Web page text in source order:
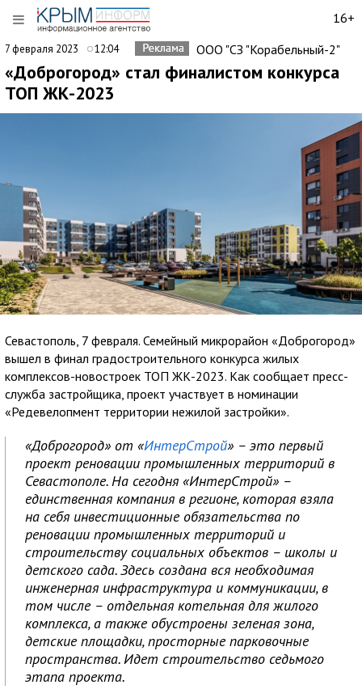
16+
7 февраля 2023 12:04 ООО "СЗ "Корабельный-2"
«Доброгород» стал финалистом конкурса
ТОП ЖК-2023
Севастополь, 7 февраля. Семейный микрорайон «Доброгород»
вышел в финал градостроительного конкурса жилых
комплексов-новостроек ТОП ЖК-2023. Как сообщает пресс-
служба застройщика, проект участвует в номинации
«Редевелопмент территории нежилой застройки».
«Доброгород» от «ИнтерСтрой» – это первый
проект реновации промышленных территорий в
Севастополе. На сегодня «ИнтерСтрой» –
единственная компания в регионе, которая взяла
на себя инвестиционные обязательства по
реновации промышленных территорий и
строительству социальных объектов – школы и
детского сада. Здесь создана вся необходимая
инженерная инфраструктура и коммуникации, в
том числе – отдельная котельная для жилого
комплекса, а также обустроены зеленая зона,
детские площадки, просторные парковочные
пространства. Идет строительство седьмого
этапа проекта.